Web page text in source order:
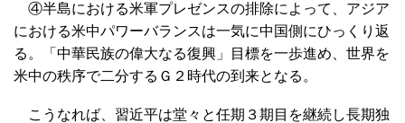
④半島における米軍プレゼンスの排除によって、アジア
における米中パワーバランスは一気に中国側にひっくり返
る。「中華民族の偉大なる復興」目標を一歩進め、世界を
米中の秩序で二分するＧ２時代の到来となる。
こうなれば、習近平は堂々と任期３期目を継続し長期独